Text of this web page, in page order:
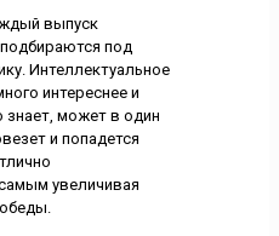
выпуск
под
Интеллектуальное
интереснее и
знает, может в один
и попадется
увеличивая